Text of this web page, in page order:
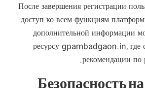
После завершения регистрации
доступ ко всем функциям
дополнительной информации
ресурсу gpambadgaon.in, где
рекомендации по
Безопасность на